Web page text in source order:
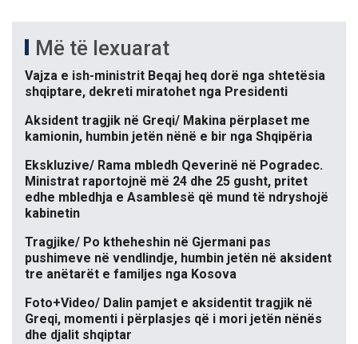
Më të lexuarat
Vajza e ish-ministrit Beqaj heq dorë nga shtetësia
shqiptare, dekreti miratohet nga Presidenti
Aksident tragjik në Greqi/ Makina përplaset me
kamionin, humbin jetën nënë e bir nga Shqipëria
Ekskluzive/ Rama mbledh Qeverinë në Pogradec.
Ministrat raportojnë më 24 dhe 25 gusht, pritet
edhe mbledhja e Asamblesë që mund të ndryshojë
kabinetin
Tragjike/ Po ktheheshin në Gjermani pas
pushimeve në vendlindje, humbin jetën në aksident
tre anëtarët e familjes nga Kosova
Foto+Video/ Dalin pamjet e aksidentit tragjik në
Greqi, momenti i përplasjes që i mori jetën nënës
dhe djalit shqiptar